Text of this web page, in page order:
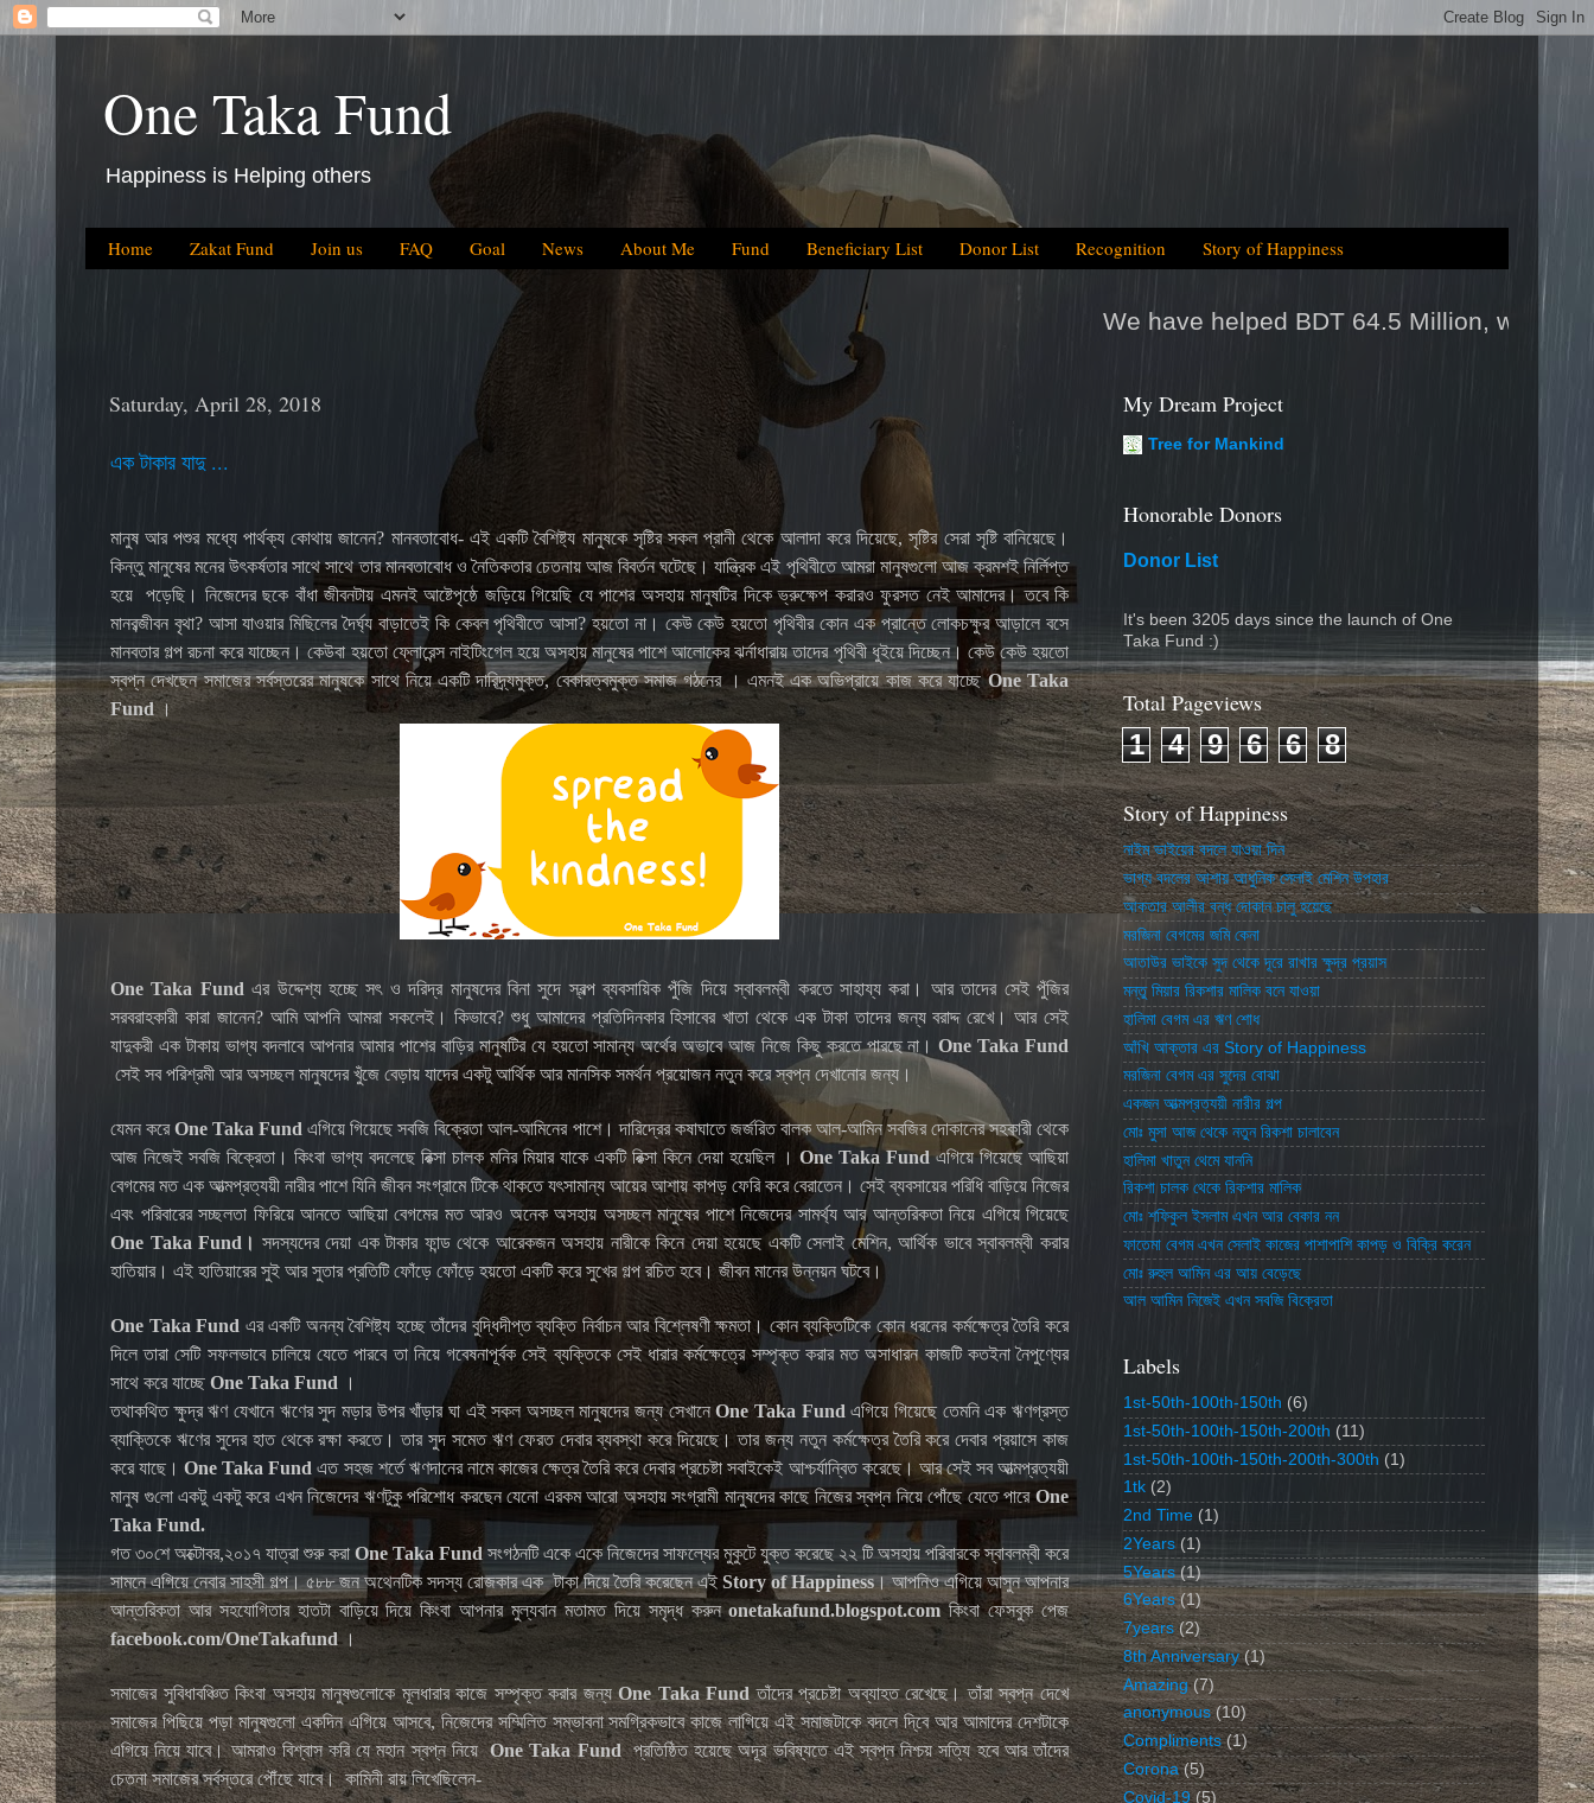
One Taka Fund
Happiness is Helping others
Home Zakat Fund Join us FAQ Goal News About Me Fund Beneficiary List Donor List Recognition Story of Happiness
We have helped BDT 64.5 Million, which is equal to 2025tk help/
Saturday, April 28, 2018
এক টাকার যাদু ...
মানুষ আর পশুর মধ্যে পার্থক্য কোথায় জানেন? মানবতাবোধ- এই একটি বৈশিষ্ট্য মানুষকে সৃষ্টির সকল প্রানী থেকে আলাদা করে দিয়েছে, সৃষ্টির সেরা সৃষ্টি বানিয়েছে।
কিন্তু মানুষের মনের উৎকর্ষতার সাথে সাথে তার মানবতাবোধ ও নৈতিকতার চেতনায় আজ বিবর্তন ঘটেছে। যান্ত্রিক এই পৃথিবীতে আমরা মানুষগুলো আজ ক্রমশই নির্লিপ্ত
হয়ে
পড়েছি। নিজেদের ছকে বাঁধা জীবনটায় এমনই আষ্টেপৃষ্ঠে জড়িয়ে গিয়েছি যে পাশের অসহায় মানুষটির দিকে ভ্রুক্ষেপ করারও ফুরসত নেই আমাদের। তবে কি
মানবব্জীবন বৃথা? আসা যাওয়ার মিছিলের দৈর্ঘ্য বাড়াতেই কি কেবল পৃথিবীতে আসা? হয়তো না। কেউ কেউ হয়তো পৃথিবীর কোন এক প্রান্তে লোকচক্ষুর আড়ালে বসে
মানবতার গল্প রচনা করে যাচ্ছেন। কেউবা হয়তো ফ্লোরেন্স নাইটিংগেল হয়ে অসহায় মানুষের পাশে আলোকের ঝর্নাধারায় তাদের পৃথিবী ধুইয়ে দিচ্ছেন। কেউ কেউ হয়তো
স্বপ্ন দেখছেন সমাজের সর্বস্তরের মানুষকে সাথে নিয়ে একটি দারিদ্র্যমুক্ত, বেকারত্বমুক্ত সমাজ গঠনের । এমনই এক অভিপ্রায়ে কাজ করে যাচ্ছেOne Taka
Fund ।
One Taka Fundএর উদ্দেশ্য হচ্ছে সৎ ও দরিদ্র মানুষদের বিনা সুদে স্বল্প ব্যবসায়িক পুঁজি দিয়ে স্বাবলম্বী করতে সাহায্য করা। আর তাদের সেই পুঁজির
সরবরাহকারী কারা জানেন? আমি আপনি আমরা সকলেই। কিভাবে? শুধু আমাদের প্রতিদিনকার হিসাবের খাতা থেকে এক টাকা তাদের জন্য বরাদ্দ রেখে। আর সেই
যাদুকরী এক টাকায় ভাগ্য বদলাবে আপনার আমার পাশের বাড়ির মানুষটির যে হয়তো সামান্য অর্থের অভাবে আজ নিজে কিছু করতে পারছে না। One Taka Fund
সেই সব পরিশ্রমী আর অসচ্ছল মানুষদের খুঁজে বেড়ায় যাদের একটু আর্থিক আর মানসিক সমর্থন প্রয়োজন নতুন করে স্বপ্ন দেখানোর জন্য।
যেমন করেOne Taka Fund এগিয়ে গিয়েছে সবজি বিক্রেতা আল-আমিনের পাশে। দারিদ্রের কষাঘাতে জর্জরিত বালক আল-আমিন সবজির দোকানের সহকারী থেকে
আজ নিজেই সবজি বিক্রেতা। কিংবা ভাগ্য বদলেছে রিক্সা চালক মনির মিয়ার যাকে একটি রিক্সা কিনে দেয়া হয়েছিল । One Taka Fundএগিয়ে গিয়েছে আছিয়া
বেগমের মত এক আত্মপ্রত্যয়ী নারীর পাশে যিনি জীবন সংগ্রামে টিকে থাকতে যৎসামান্য আয়ের আশায় কাপড় ফেরি করে বেরাতেন। সেই ব্যবসায়ের পরিধি বাড়িয়ে নিজের
এবং পরিবারের সচ্ছলতা ফিরিয়ে আনতে আছিয়া বেগমের মত আরও অনেক অসহায় অসচ্ছল মানুষের পাশে নিজেদের সামর্থ্য আর আন্তরিকতা নিয়ে এগিয়ে গিয়েছে
One Taka Fund। সদস্যদের দেয়া এক টাকার ফান্ড থেকে আরেকজন অসহায় নারীকে কিনে দেয়া হয়েছে একটি সেলাই মেশিন, আর্থিক ভাবে স্বাবলম্বী করার
হাতিয়ার। এই হাতিয়ারের সুই আর সুতার প্রতিটি ফোঁড়ে ফোঁড়ে হয়তো একটি করে সুখের গল্প রচিত হবে। জীবন মানের উন্নয়ন ঘটবে।
One Taka Fund এর একটি অনন্য বৈশিষ্ট্য হচ্ছে তাঁদের বুদ্ধিদীপ্ত ব্যক্তি নির্বাচন আর বিশ্লেষণী ক্ষমতা। কোন ব্যক্তিটিকে কোন ধরনের কর্মক্ষেত্র তৈরি করে
দিলে তারা সেটি সফলভাবে চালিয়ে যেতে পারবে তা নিয়ে গবেষনাপূর্বক সেই ব্যক্তিকে সেই ধারার কর্মক্ষেত্রে সম্পৃক্ত করার মত অসাধারন কাজটি কতইনা নৈপুণ্যের
সাথে করে যাচ্ছে One Taka Fund ।
তথাকথিত ক্ষুদ্র ঋণ যেখানে ঋণের সুদ মড়ার উপর খাঁড়ার ঘা এই সকল অসচ্ছল মানুষদের জন্য সেখানেOne Taka Fund এগিয়ে গিয়েছে তেমনি এক ঋণগ্রস্ত
ব্যাক্তিকে ঋণের সুদের হাত থেকে রক্ষা করতে। তার সুদ সমেত ঋণ ফেরত দেবার ব্যবস্থা করে দিয়েছে। তার জন্য নতুন কর্মক্ষেত্র তৈরি করে দেবার প্রয়াসে কাজ
করে যাছে।One Taka Fund এত সহজ শর্তে ঋণদানের নামে কাজের ক্ষেত্র তৈরি করে দেবার প্রচেষ্টা সবাইকেই আশ্চর্যান্বিত করেছে। আর সেই সব আত্মপ্রত্যয়ী
মানুষ গুলোএকটু একটু করে এখন নিজেদের ঋণটুকু পরিশোধ করছেন যেনো এরকম আরো অসহায় সংগ্রামী মানুষদের কাছে নিজের স্বপ্ন নিয়ে পোঁছে যেতে পারেOne
Taka Fund.
গত ৩০শে অক্টোবর,২০১৭ যাত্রা শুরু করা One Taka Fundসংগঠনটি একে একে নিজেদের সাফল্যের মুকুটে যুক্ত করেছে ২২ টি অসহায় পরিবারকে স্বাবলম্বী করে
সামনে এগিয়ে নেবার সাহসী গল্প। ৫৮৮জন অথেনটিক সদস্য রোজকার এক টাকা দিয়ে তৈরি করেছেন এই Story of Happiness।আপনিও এগিয়ে আসুন আপনার
আন্তরিকতা আর সহযোগিতার হাতটা বাড়িয়ে দিয়ে কিংবা আপনার মুল্যবান মতামত দিয়ে সমৃদ্ধ করুনonetakafund.blogspot.comকিংবা ফেসবুক পেজ
facebook.com/OneTakafund ।
সমাজের সুবিধাবঞ্চিত কিংবা অসহায় মানুষগুলোকে মূলধারার কাজে সম্পৃক্ত করার জন্যOne Taka Fundতাঁদের প্রচেষ্টা অব্যাহত রেখেছে। তাঁরা স্বপ্ন দেখে
সমাজের পিছিয়ে পড়া মানুষগুলো একদিন এগিয়ে আসবে, নিজেদের সম্মিলিত সম্ভাবনা সমগ্রিকভাবে কাজে লাগিয়ে এই সমাজটাকে বদলে দি্বে আর আমাদের দেশটাকে
এগিয়ে নিয়ে যাবে। আমরাও বিশ্বাস করি যে মহান স্বপ্ন নিয়ে
One Taka Fund প্রতিষ্ঠিতহয়েছেঅদূর ভবিষ্যতে এই স্বপ্ন নিশ্চয় সত্যি হবে আর তাঁদের
চেতনা সমাজের সর্বস্তরে পৌঁছে যাবে। কামিনী রায় লিখেছিলেন-
My Dream Project
Tree for Mankind
Honorable Donors
Donor List
It's been 3205 days since the launch of One
Taka Fund :)
Total Pageviews
1 4 9 6 6 8
Story of Happiness
নাইম ভাইয়ের বদলে যাওয়া দিন
ভাগ্য বদলের আশায় আধুনিক সেলাই মেশিন উপহার
আকতার আলীর বন্ধ দোকান চালু হয়েছে
মরজিনা বেগমের জমি কেনা
আতাউর ভাইকে সুদ থেকে দূরে রাখার ক্ষুদ্র প্রয়াস
মন্তু মিয়ার রিকশার মালিক বনে যাওয়া
হালিমা বেগম এর ঋণ শোধ
আঁখি আক্তার এর Story of Happiness
মরজিনা বেগম এর সুদের বোঝা
একজন আত্মপ্রত্যয়ী নারীর গল্প
মোঃ মুসা আজ থেকে নতুন রিকশা চালাবেন
হালিমা খাতুন থেমে যাননি
রিকশা চালক থেকে রিকশার মালিক
মোঃ শফিকুল ইসলাম এখন আর বেকার নন
ফাতেমা বেগম এখন সেলাই কাজের পাশাপাশি কাপড় ও বিক্রি করেন
মোঃ রুহুল আমিন এর আয় বেড়েছে
আল আমিন নিজেই এখন সবজি বিক্রেতা
Labels
1st-50th-100th-150th (6)
1st-50th-100th-150th-200th (11)
1st-50th-100th-150th-200th-300th (1)
1tk (2)
2nd Time (1)
2Years (1)
5Years (1)
6Years (1)
7years (2)
8th Anniversary (1)
Amazing (7)
anonymous (10)
Compliments (1)
Corona (5)
Covid-19 (5)